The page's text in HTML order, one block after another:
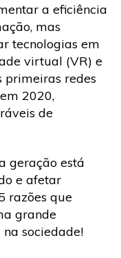
a eficiência
mas
tecnologias em
virtual (VR) e
primeiras redes
2020,
de
geração está
e afetar
razões que
grande
sociedade!